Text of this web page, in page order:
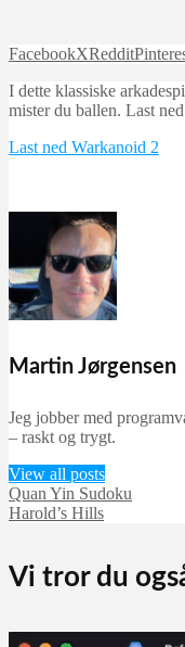
FacebookXReddit
I dette klassiske
mister du ballen. Last
Last ned Warkanoid 2
Martin Jørgensen
Jeg jobber med
– raskt og trygt.
View all posts
Quan Yin Sudoku
Harold’s Hills
Vi tror du